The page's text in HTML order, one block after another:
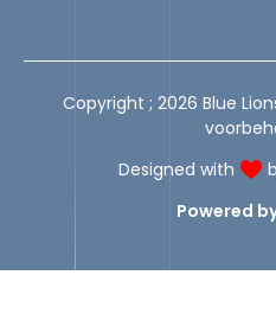
Copyright ; 2026 Blue
Designed with
Powered